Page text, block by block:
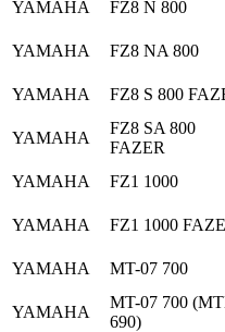
YAMAHA FZ8 N 800
YAMAHA FZ8 NA 800
YAMAHA FZ8 S 800
YAMAHA
FZ8 SA 800
FAZER
YAMAHA FZ1 1000
YAMAHA FZ1 1000
YAMAHA MT-07 700
YAMAHA
MT-07 700
690)